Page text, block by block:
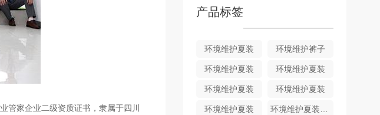
业管家企业二级资质证书，隶属于四川
产品标签
环境维护夏装 环境维护裤子
环境维护夏装 环境维护夏装
环境维护夏装 环境维护夏装
环境维护夏装 环境维护夏装HJ011